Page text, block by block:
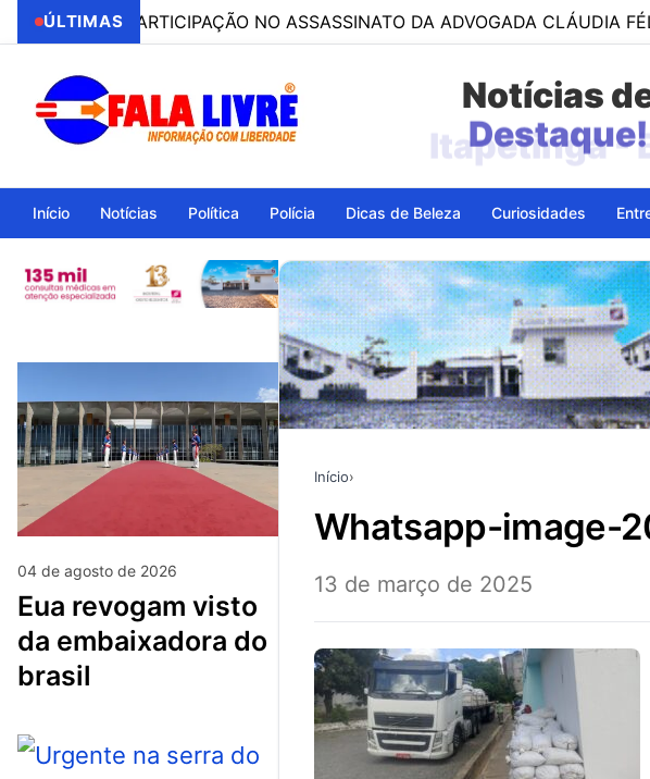
ÚLTIMAS
PARTICIPAÇÃO NO ASSASSINATO DA ADVOGADA CLÁUDIA FÉLIX;
Notícias
Itapetinga -
Início Notícias Política Polícia Dicas de Beleza Curiosidades
04 de agosto de 2026
eua revogam visto
da embaixadora do
brasil
Início›
whatsapp-
13 de março de 2025